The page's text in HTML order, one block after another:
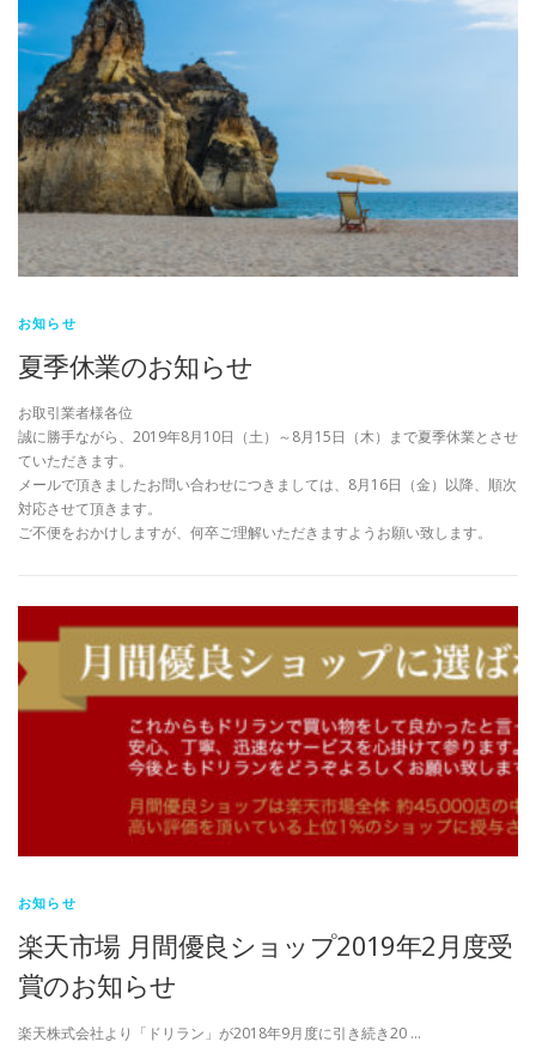
お知らせ
夏季休業のお知らせ
お取引業者様各位
誠に勝手ながら、2019年8月10日（土）～8月15日（木）まで夏季休業とさせ
ていただきます。
メールで頂きましたお問い合わせにつきましては、8月16日（金）以降、順次
対応させて頂きます。
ご不便をおかけしますが、何卒ご理解いただきますようお願い致します。
お知らせ
楽天市場 月間優良ショップ2019年2月度受
賞のお知らせ
楽天株式会社より「ドリラン」が2018年9月度に引き続き20 …